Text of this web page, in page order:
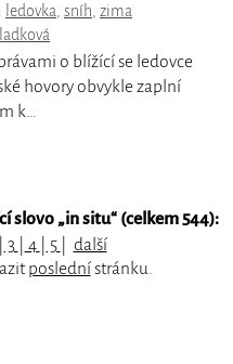
ledovka, sníh, zima
o blížící se ledovce
hovory obvykle zaplní
k…
slovo „in situ“ (celkem 544):
3 4 5
další
poslednístránku.